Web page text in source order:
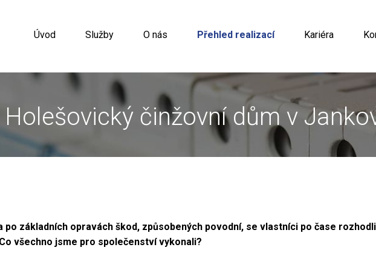
Úvod Služby O nás Přehled realizací Kariéra
Holešovický činžovní dům v
po základních opravách škod, způsobených povodní, se vlastníci po čase
všechno jsme pro společenství vykonali?